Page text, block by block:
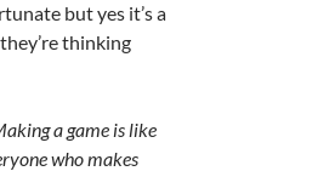
but yes it’s a
thinking
a game is like
who makes